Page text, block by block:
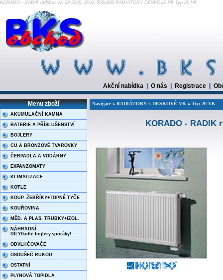
KORADO - RADIK radiátor VK 20 5080, 20VK 500x800 RADIÁTORY DESKOVÉ VK Typ 20 VK
Akční nabídka O nás Registrace
Menu zboží
AKUMULAČNÍ KAMNA
BATERIE A PŘÍSLUŠENSTVÍ
BOJLERY
CU A BRONZOVÉ TVAROVKY
ČERPADLA A VODÁRNY
EXPANZOMATY
KLIMATIZACE
KOTLE
KOUP. ŽEBŘÍKY+TOPNÉ TYČE
KOUŘOVINA
MĚD. A PLAS. TRUBKY+IZOL.
NÁHRADNÍ
DÍLY/kotle,bojlery,sporáky/
ODVLHČOVAČE
OSOUŠEČ RUKOU
OSTATNÍ
PLYNOVÁ TOPIDLA
Navigace » RADIÁTORY » DESKOVÉ VK » Typ 20 VK
KORADO - RADIK